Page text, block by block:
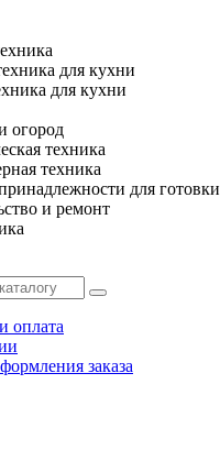
для кухни
для кухни
огород
техника
техника
для готовки
и ремонт
оплата
заказа